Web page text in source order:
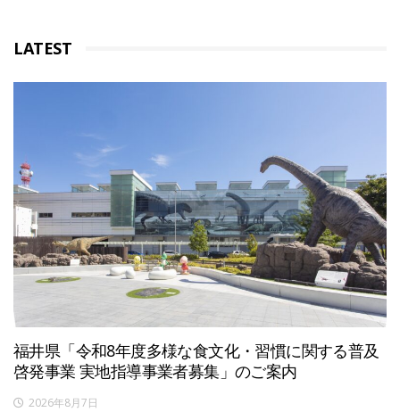
LATEST
福井県「令和8年度多様な食文化・習慣に関する普及
啓発事業 実地指導事業者募集」のご案内
2026年8月7日